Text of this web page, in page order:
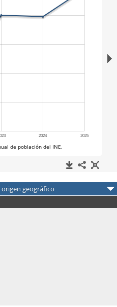
origen geográfico